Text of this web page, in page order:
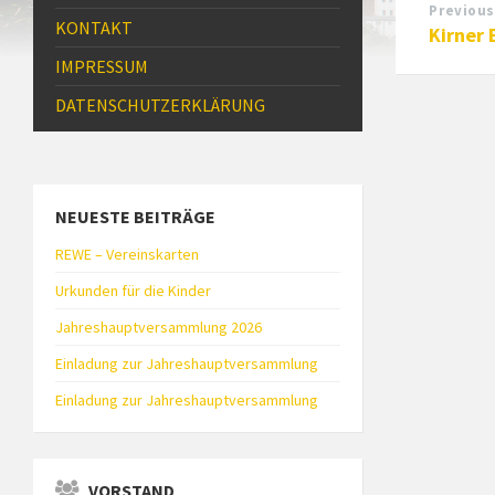
Previous
Kirner
KONTAKT
IMPRESSUM
DATENSCHUTZ­ERKLÄRUNG
NEUESTE BEITRÄGE
REWE – Vereinskarten
Urkunden für die Kinder
Jahreshauptversammlung 2026
Einladung zur Jahreshauptversammlung
Einladung zur Jahreshauptversammlung
VORSTAND